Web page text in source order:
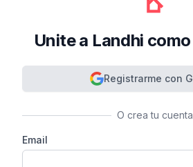
Unite a Landhi
Registrarme con
O crea tu cuenta
Email